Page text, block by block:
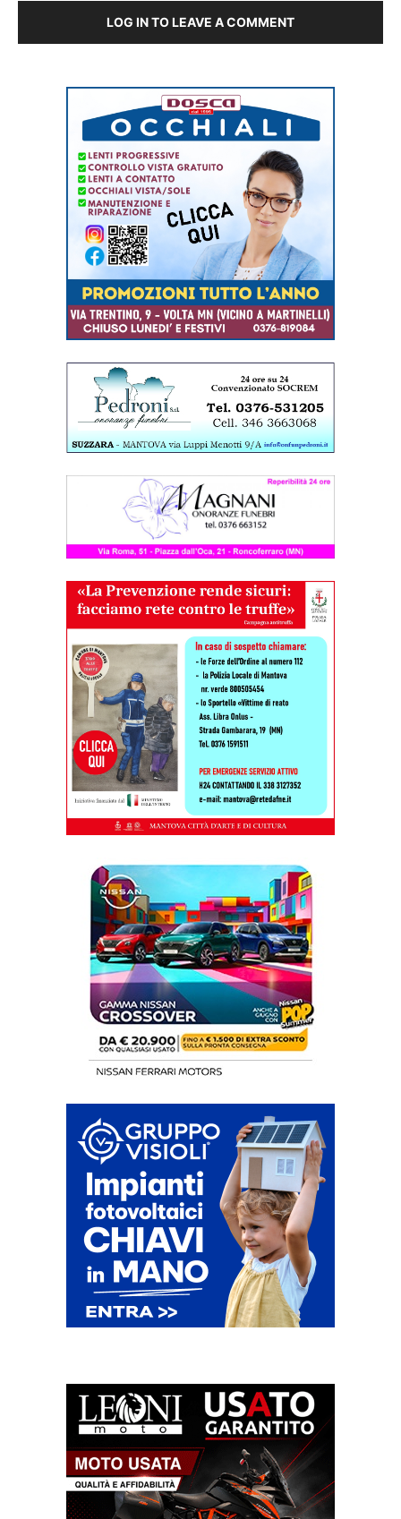
LOG IN TO LEAVE A COMMENT